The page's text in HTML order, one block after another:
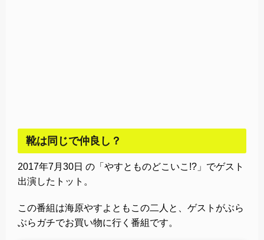
靴は同じで仲良し？
2017年7月30日 の「やすとものどこいこ!?」でゲスト
出演したトット。
この番組は海原やすよともこの二人と、ゲストがぶら
ぶらガチでお買い物に行く番組です。